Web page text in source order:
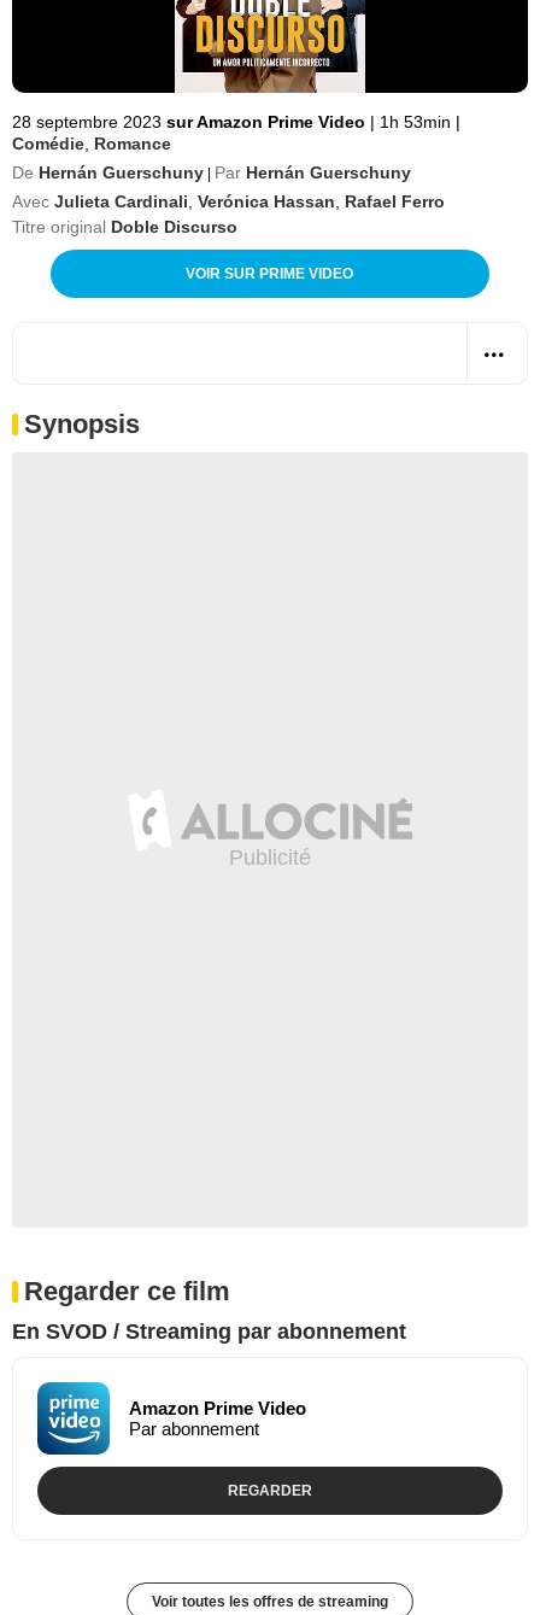
28 septembre 2023 sur Amazon Prime Video | 1h 53min |
Comédie Romance
De Hernán Guerschuny Par Hernán Guerschuny
Avec Julieta Cardinali Verónica Hassan
Rafael Ferro
Titre original Doble Discurso
VOIR SUR PRIME VIDEO
Synopsis
Regarder ce film
En SVOD / Streaming par abonnement
Amazon Prime Video
Par abonnement
REGARDER
Voir toutes les offres de streaming